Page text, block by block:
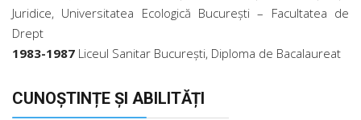
Juridice, Universitatea Ecologică Bucureşti – Facultatea de
Drept
1983-1987 Liceul Sanitar Bucureşti, Diploma de Bacalaureat
CUNOȘTINȚE ȘI ABILITĂȚI